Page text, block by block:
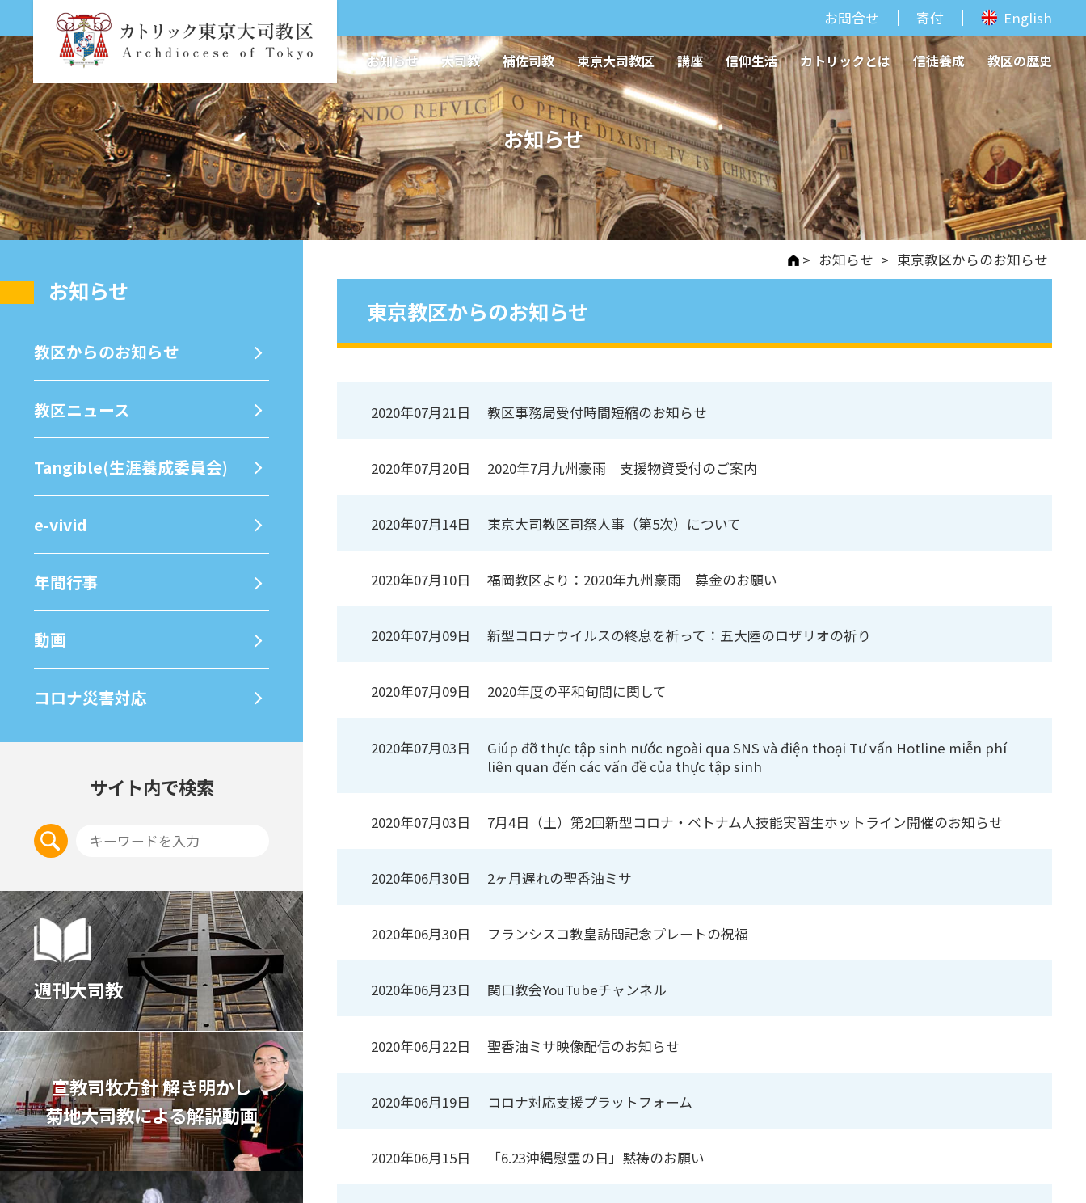
お問合せ 寄付 English
お知らせ 大司教 補佐司教 東京大司教区 講座 信仰生活 カトリックとは 信徒養成 教区の歴史
お知らせ
> お知らせ > 東京教区からのお知らせ
東京教区からのお知らせ
2020年07月21日 教区事務局受付時間短縮のお知らせ
2020年07月20日 2020年7月九州豪雨 支援物資受付のご案内
2020年07月14日 東京大司教区司祭人事（第5次）について
2020年07月10日 福岡教区より：2020年九州豪雨 募金のお願い
2020年07月09日 新型コロナウイルスの終息を祈って：五大陸のロザリオの祈り
2020年07月09日 2020年度の平和旬間に関して
2020年07月03日
Giúp đỡ thực tập sinh nước ngoài qua SNS và điện thoại Tư vấn Hotline miễn phí
liên quan đến các vấn đề của thực tập sinh
2020年07月03日 7月4日（土）第2回新型コロナ・ベトナム人技能実習生ホットライン開催のお知らせ
2020年06月30日 2ヶ月遅れの聖香油ミサ
2020年06月30日 フランシスコ教皇訪問記念プレートの祝福
2020年06月23日 関口教会YouTubeチャンネル
2020年06月22日 聖香油ミサ映像配信のお知らせ
2020年06月19日 コロナ対応支援プラットフォーム
2020年06月15日 「6.23沖縄慰霊の日」黙祷のお願い
お知らせ
教区からのお知らせ
教区ニュース
Tangible(生涯養成委員会)
e-vivid
年間⾏事
動画
コロナ災害対応
サイト内で検索
週刊大司教
宣教司牧⽅針 解き明かし
菊地⼤司教による解説動画